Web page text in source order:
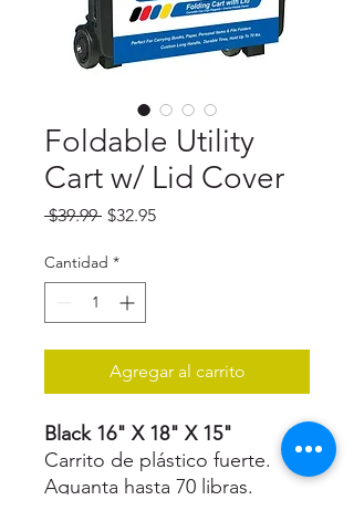
Foldable Utility
Cart w/ Lid Cover
$39.99 Precio
$32.95Precio
Cantidad *
Agregar al carrito
Black 16" X 18" X 15"
Carrito de plástico fuerte.
Aguanta hasta 70 libras.